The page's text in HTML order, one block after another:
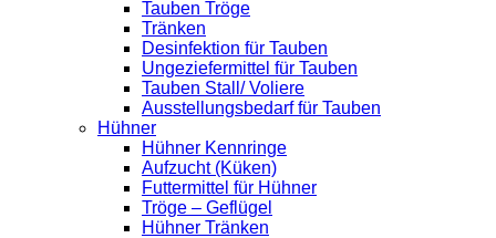
Tauben Tröge
Tränken
Desinfektion für Tauben
Ungeziefermittel für Tauben
Tauben Stall/ Voliere
Ausstellungsbedarf für Tauben
Hühner
Hühner Kennringe
Aufzucht (Küken)
Futtermittel für Hühner
Tröge – Geflügel
Hühner Tränken